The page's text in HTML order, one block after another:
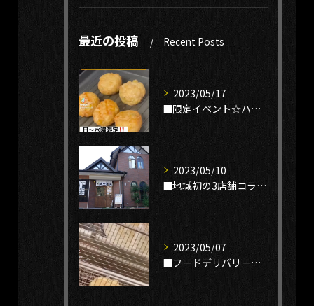
最近の投稿 Recent Posts
2023/05/17
■限定イベント☆ハンバーグが無限に出てくる⁉︎鶏という贅沢を...
2023/05/10
■地域初の3店舗コラボ店！今日はトリレ？バグる？アイスいく？...
2023/05/07
■フードデリバリーなら鶏という贅沢でハンバーグに決まり！ご飯...